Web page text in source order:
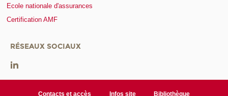
Ecole nationale d'assurances
Certification AMF
RÉSEAUX SOCIAUX
Contacts et accès Infos site Bibliothèque